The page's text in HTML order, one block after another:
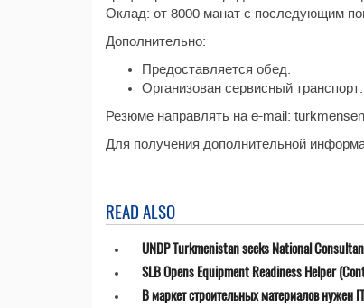
Оклад: от 8000 манат с последующим
Дополнительно:
Предоставляется обед.
Организован сервисный транспорт.
Резюме направлять на e-mail:
Для получения дополнительной
READ ALSO
UNDP Turkmenistan seeks National
SLB Opens Equipment Readiness Helper
В маркет строительных материалов нужен